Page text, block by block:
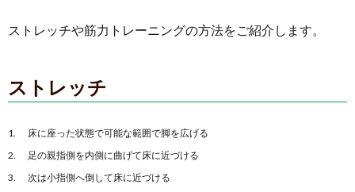
ストレッチや筋力トレーニングの方法をご紹介します。
ストレッチ
床に座った状態で可能な範囲で脚を広げる
足の親指側を内側に曲げて床に近づける
次は小指側へ倒して床に近づける